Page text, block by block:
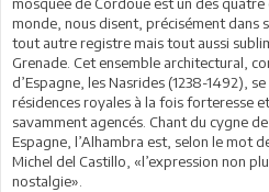
mosquée de Cordoue est un des
monde, nous disent, précisément dans
tout autre registre mais tout aussi
Grenade. Cet ensemble architectural,
d’Espagne, les Nasrides (1238-1492),
résidences royales à la fois forteresse
savamment agencés. Chant du cygne
Espagne, l’Alhambra est, selon le mot
Michel del Castillo, «l’expression non
nostalgie».